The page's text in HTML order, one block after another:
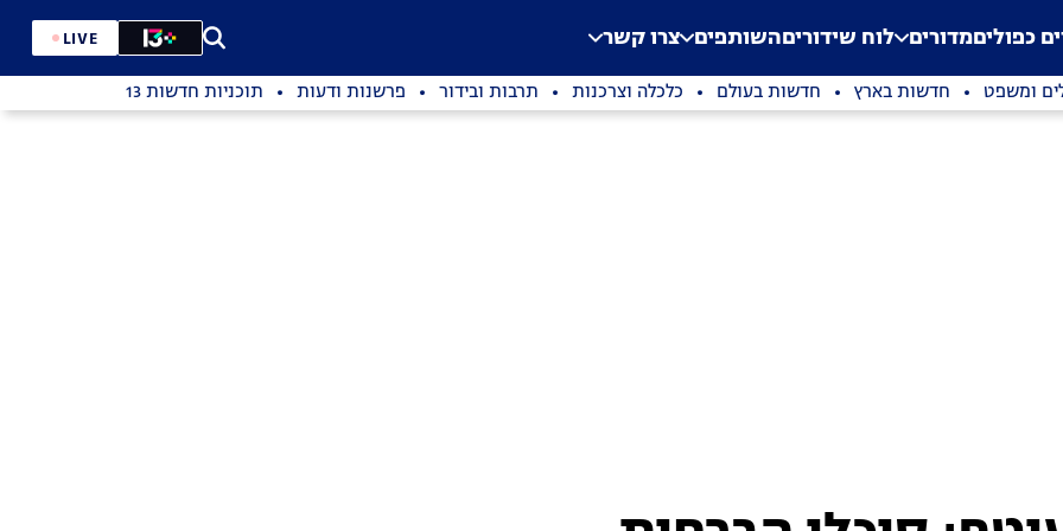
Application error: a
. כפוליםמדורים לוח שידוריםהשותפים צרו קשר LIVE
ומשפט חדשות בארץ חדשות בעולם כלכלה וצרכנות תרבות ובידור פרשנות ודעות תוכניות חדשות 13